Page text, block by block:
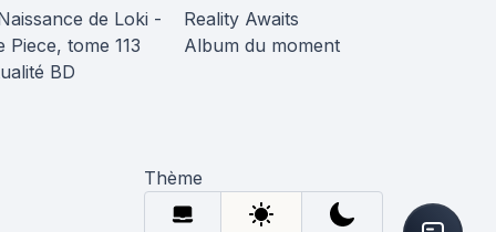
de Loki -
Piece, tome 113
BD
Reality Awaits
Album du moment
Thème